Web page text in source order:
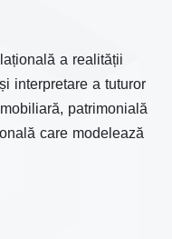
a realității
interpretare a tuturor
patrimonială
care modelează